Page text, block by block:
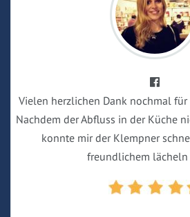
Vielen herzlichen Dank nochmal
Nachdem der Abfluss in der Küche
konnte mir der Klempner
freundlichem